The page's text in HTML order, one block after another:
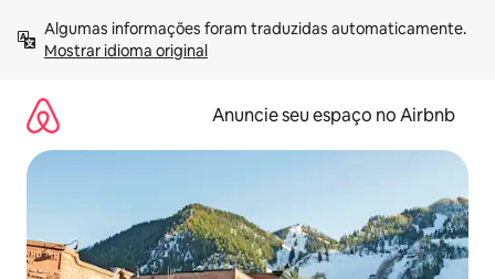
para
Mostrar idioma original
Anuncie seu espaço no Airbnb